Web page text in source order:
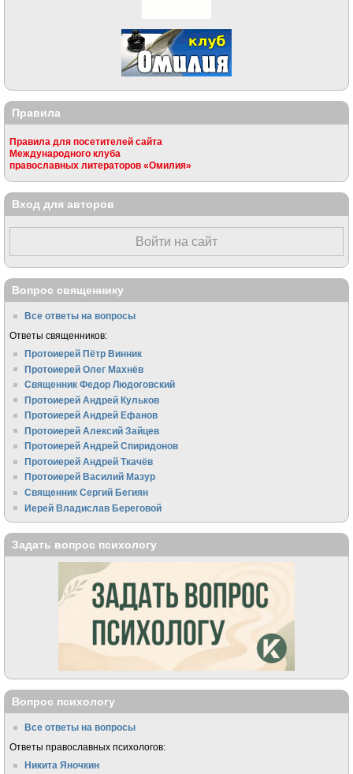
Правила
Правила для посетителей сайта
Международного клуба
православных литераторов «Омилия»
Вход для авторов
Войти на сайт
Вопрос священнику
Все ответы на вопросы
Ответы священников:
Протоиерей Пётр Винник
Протоиерей Олег Махнёв
Священник Федор Людоговский
Протоиерей Андрей Кульков
Протоиерей Андрей Ефанов
Протоиерей Алексий Зайцев
Протоиерей Андрей Спиридонов
Протоиерей Андрей Ткачёв
Протоиерей Василий Мазур
Священник Сергий Бегиян
Иерей Владислав Береговой
Задать вопрос психологу
Вопрос психологу
Все ответы на вопросы
Ответы православных психологов:
Никита Яночкин